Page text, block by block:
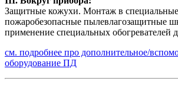
Защитные кожухи. Монтаж в
пожаробезопасные пылевлагозащитные
применение специальных
см. подробнее про дополнительное/
оборудование ПД